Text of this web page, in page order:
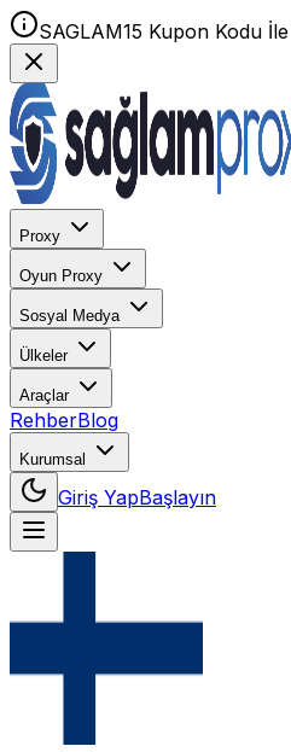
SAGLAM15 Kupon Kodu
Proxy
Oyun Proxy
Sosyal Medya
Ülkeler
Araçlar
RehberBlog
Kurumsal
Giriş YapBaşlayın